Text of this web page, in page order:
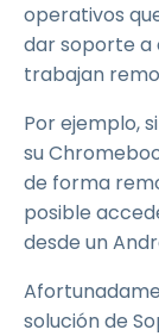
operativos
dar soporte a
trabajan
Por ejemplo,
su
de forma
posible
desde un
solución de